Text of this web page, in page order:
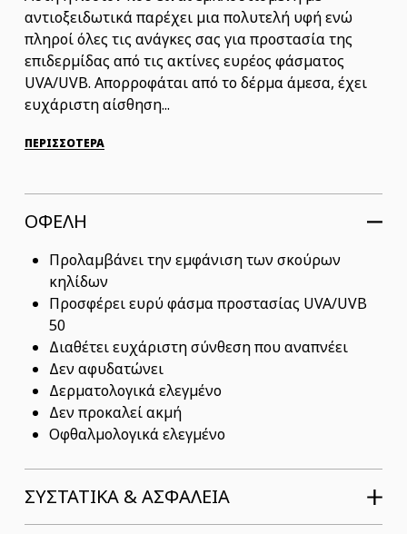
αντιοξειδωτικά παρέχει μια πολυτελή υφή ενώ
πληροί όλες τις ανάγκες σας για προστασία της
επιδερμίδας από τις ακτίνες ευρέος φάσματος
UVA/UVB. Απορροφάται από το δέρμα άμεσα, έχει
ευχάριστη αίσθηση...
ΠΕΡΙΣΣΟΤΕΡΑ
ΟΦΕΛΗ
Προλαμβάνει την εμφάνιση των σκούρων
κηλίδων
Προσφέρει ευρύ φάσμα προστασίας UVA/UVB
50
Διαθέτει ευχάριστη σύνθεση που αναπνέει
Δεν αφυδατώνει
Δερματολογικά ελεγμένο
Δεν προκαλεί ακμή
Οφθαλμολογικά ελεγμένο
ΣΥΣΤΑΤΙΚΆ & ΑΣΦΆΛΕΙΑ